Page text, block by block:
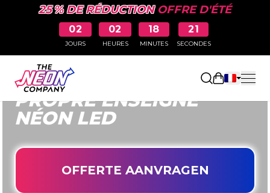
25 % DE RÉDUCTIONOFFRE D'ÉTÉ
02
JOURS
02
HEURES
18
MINUTES
19
SECONDES
Ouvrir le
CONCEVEZ VOTRE
PROPRE ENSEIGNE
NÉON LED
OFFERTE AANVRAGEN